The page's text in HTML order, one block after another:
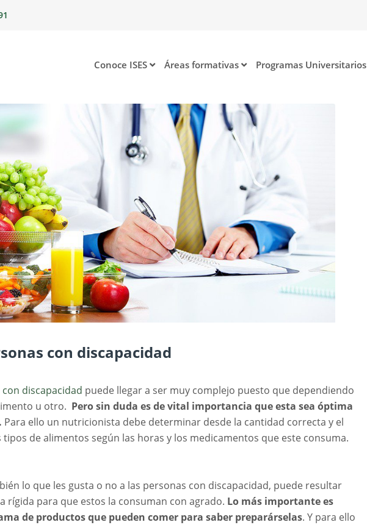
Conoce ISES Áreas formativas Programas Universitarios
con discapacidad
discapacidad puede llegar a ser muy complejo puesto que dependiendo
u otro. Pero sin duda es de vital importancia que esta sea óptima
Para ello un nutricionista debe determinar desde la cantidad correcta y el
de alimentos según las horas y los medicamentos que este consuma.
lo que les gusta o no a las personas con discapacidad, puede resultar
rígida para que estos la consuman con agrado. Lo más importante es
de productos que pueden comer para saber preparárselas. Y para ello